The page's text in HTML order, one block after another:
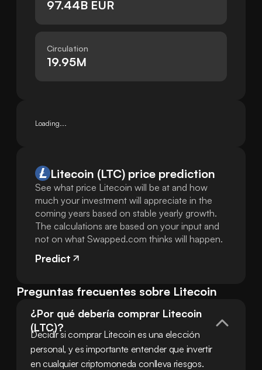
97.44B EUR
Circulation
19.95M
Loading...
Litecoin (LTC) price prediction
See what price Litecoin will be at and how
much your investment will appreciate in the
coming years based on stable yearly growth.
The calculations are based on your input and
not on what Swapped.com thinks will happen.
Predict
Preguntas frecuentes sobre Litecoin
¿Por qué debería comprar Litecoin
(LTC)?
Decidir si comprar Litecoin es una elección
personal, y es importante entender que invertir
en cualquier criptomoneda conlleva riesgos.